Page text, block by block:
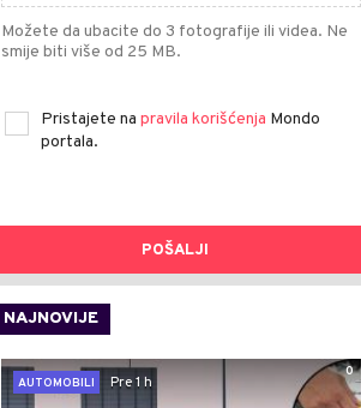
Možete da ubacite do 3 fotografije ili videa. Ne
smije biti više od 25 MB.
Pristajete na pravila korišćenja Mondo
portala.
POŠALJI
NAJNOVIJE
0
AUTOMOBILI
Pre 1 h